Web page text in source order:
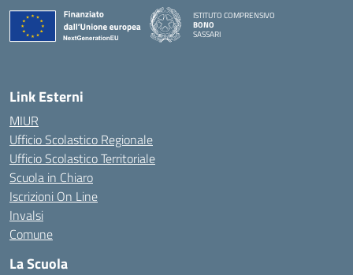
ISTITUTO COMPRENSIVO
BONO
SASSARI
Link Esterni
MIUR
Ufficio Scolastico Regionale
Ufficio Scolastico Territoriale
Scuola in Chiaro
Iscrizioni On Line
Invalsi
Comune
La Scuola